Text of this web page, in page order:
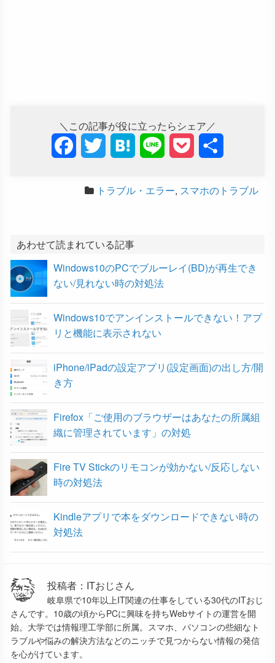
＼この記事が役に立ったらシェア／
b
o
o
k
i
t
e
t
a
n
c
t
トラブル・エラー, スマホのトラブル
あわせて読まれている記事
Windows10のPCでブルーレイ(BD)が再生でき
ない/見れない時の対処法
Windows10でアンインストールできない！アプ
リと機能に表示されない
iPhone/iPadの設定アプリ(設定画面)の出し方/開
き方
Firefox「ご使用のブラウザーはあなたの所属組
織に管理されています」の対処
Fire TV Stickのリモコンが効かない/反応しない
時の対処法
Kindleアプリで本をダウンロードできない時の
対処法
投稿者：ITおじさん
岐阜県で10年以上IT関連の仕事をしている30代のITおじ
さんです。10歳の頃からPCに興味を持ちWebサイトの運営を開
始。大学では情報理工学部に所属。スマホ、パソコンの些細なト
ラブルや悩みの解決方法などのニッチで見つからない情報の発信
を心がけています。